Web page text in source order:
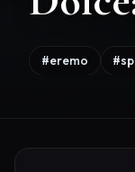
#eremo